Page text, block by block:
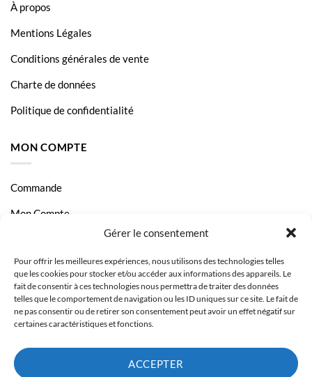
Gérer le consentement
Pour offrir les meilleures expériences, nous utilisons des technologies telles
que les cookies pour stocker et/ou accéder aux informations des appareils. Le
fait de consentir à ces technologies nous permettra de traiter des données
telles que le comportement de navigation ou les ID uniques sur ce site. Le fait de
ne pas consentir ou de retirer son consentement peut avoir un effet négatif sur
certaines caractéristiques et fonctions.
ACCEPTER
À propos
Mentions Légales
Conditions générales de vente
Charte de données
Politique de confidentialité
MON COMPTE
Commande
Mon Compte
Livraison et Paiement
Page Contact